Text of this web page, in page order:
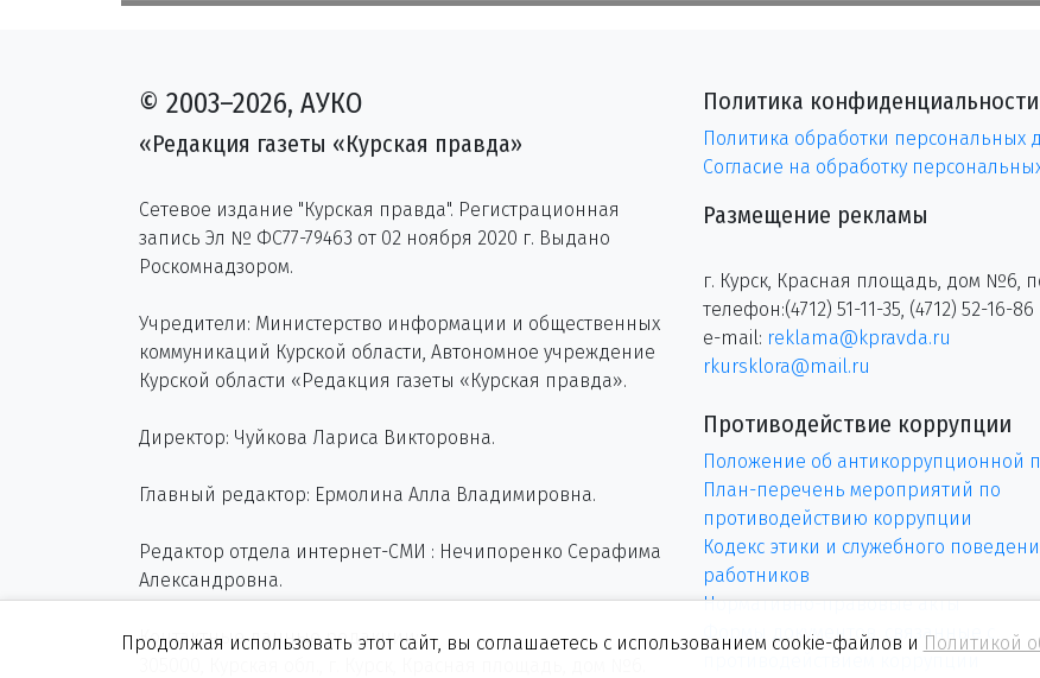
© 2003–2026, АУКО
«Редакция газеты «Курская правда»
Сетевое издание "Курская правда". Регистрационная
запись Эл № ФС77-79463 от 02 ноября 2020 г. Выдано
Роскомнадзором.
Учредители: Министерство информации и общественных
коммуникаций Курской области, Автономное учреждение
Курской области «Редакция газеты «Курская правда».
Директор: Чуйкова Лариса Викторовна.
Главный редактор: Ермолина Алла Владимировна.
Редактор отдела интернет-СМИ : Нечипоренко Серафима
Александровна.
Контактные данные редакции:
Политика конфиденциальности
Политика обработки персональных
Согласие на обработку
Размещение рекламы
г. Курск, Красная площадь, дом №6,
телефон:(4712) 51-11-35, (4712) 52-16-86
e-mail: reklama@kpravda.ru
rkursklora@mail.ru
Противодействие коррупции
Положение об антикоррупционной
План-перечень мероприятий по
противодействию коррупции
Кодекс этики и служебного
работников
Нормативно-правовые акты
Формы документов, связанные с
противодействием коррупции
Продолжая использовать этот сайт, вы соглашаетесь с использованием cookie-файлов и Политикой